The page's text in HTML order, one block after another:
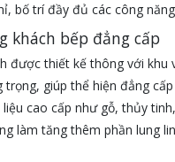
bố trí đầy đủ các công
khách bếp đẳng cấp
được thiết kế thông với khu
trọng, giúp thể hiện đẳng
liệu cao cấp như gỗ, thủy
làm tăng thêm phần lung